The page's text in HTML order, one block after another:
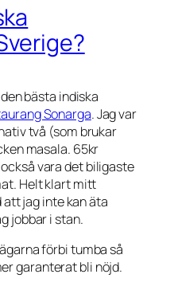
bästa indiska
Sonarga. Jag var
två (som brukar
masala. 65kr
vara det biligaste
Helt klart mitt
jag inte kan äta
jobbar i stan.
förbi tumba så
garanterat bli nöjd.